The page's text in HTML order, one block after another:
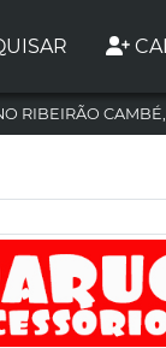
RIBEIRÃO